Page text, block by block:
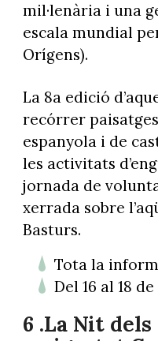
mil·lenària i una
escala mundial
Orígens).
La 8a edició
recórrer
espanyola i de
les activitats
jornada de
xerrada sobre
Basturs.
Tota la
Del 16 al 18
6 .La Nit dels